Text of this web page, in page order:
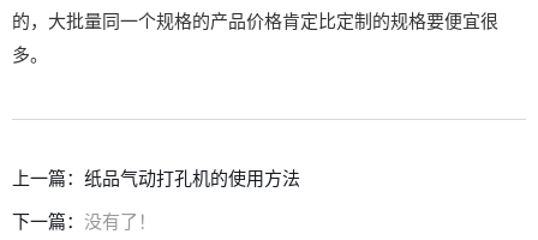
的，大批量同一个规格的产品价格肯定比定制的规格要便宜很
多。
上一篇： 纸品气动打孔机的使用方法
下一篇： 没有了！